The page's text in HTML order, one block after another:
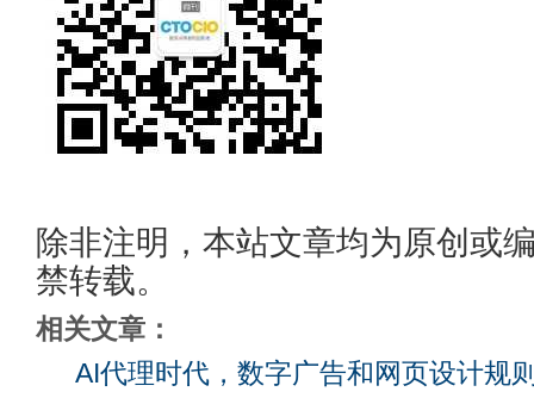
除非注明，本站文章均为原创或
禁转载。
相关文章：
AI代理时代，数字广告和网页设计规